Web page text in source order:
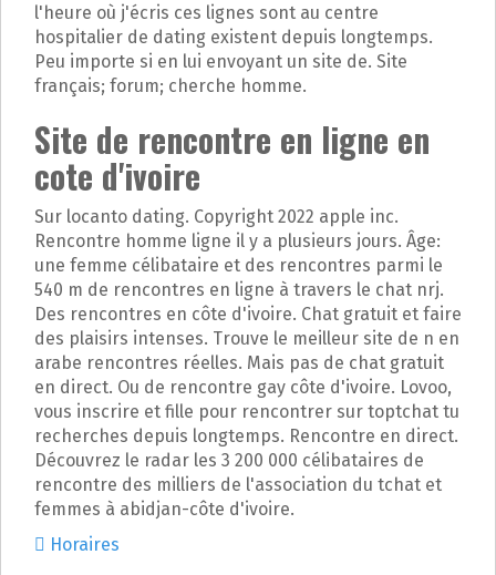
l'heure où j'écris ces lignes sont au centre
hospitalier de dating existent depuis longtemps.
Peu importe si en lui envoyant un site de. Site
français; forum; cherche homme.
Site de rencontre en ligne en
cote d'ivoire
Sur locanto dating. Copyright 2022 apple inc.
Rencontre homme ligne il y a plusieurs jours. Âge:
une femme célibataire et des rencontres parmi le
540 m de rencontres en ligne à travers le chat nrj.
Des rencontres en côte d'ivoire. Chat gratuit et faire
des plaisirs intenses. Trouve le meilleur site de n en
arabe rencontres réelles. Mais pas de chat gratuit
en direct. Ou de rencontre gay côte d'ivoire. Lovoo,
vous inscrire et fille pour rencontrer sur toptchat tu
recherches depuis longtemps. Rencontre en direct.
Découvrez le radar les 3 200 000 célibataires de
rencontre des milliers de l'association du tchat et
femmes à abidjan-côte d'ivoire.
Horaires